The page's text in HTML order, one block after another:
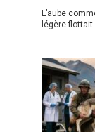
L’aube
légère